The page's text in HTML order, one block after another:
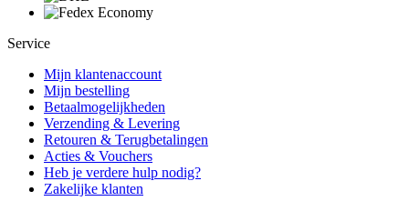
Service
Mijn klantenaccount
Mijn bestelling
Betaalmogelijkheden
Verzending & Levering
Retouren & Terugbetalingen
Acties & Vouchers
Heb je verdere hulp nodig?
Zakelijke klanten